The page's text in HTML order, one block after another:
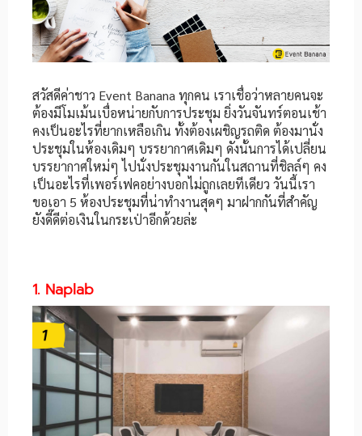
สวัสดีค่าชาว Event Banana ทุกคน เราเชื่อว่าหลายคนจะ
ต้องมีโมเม้นเบื่อหน่ายกับการประชุม ยิ่งวันจันทร์ตอนเช้า
คงเป็นอะไรที่ยากเหลือเกิน ทั้งต้องเผชิญรถติด ต้องมานั่ง
ประชุมในห้องเดิมๆ บรรยากาศเดิมๆ ดังนั้นการได้เปลี่ยน
บรรยากาศใหม่ๆ ไปนั่งประชุมงานกันในสถานที่ชิลล์ๆ คง
เป็นอะไรที่เพอร์เฟคอย่างบอกไม่ถูกเลยทีเดียว วันนี้เรา
ขอเอา 5 ห้องประชุมที่น่าทำงานสุดๆ มาฝากกันที่สำคัญ
ยังดี๊ดีต่อเงินในกระเป่าอีกด้วยล่ะ
1. Naplab